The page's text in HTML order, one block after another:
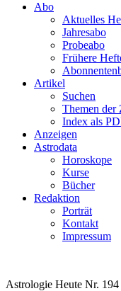
Abo
Aktuelles
Jahresabo
Probeabo
Frühere
Artikel
Suchen
Themen der
Index als
Anzeigen
Astrodata
Horoskope
Kurse
Bücher
Redaktion
Porträt
Kontakt
Impressum
Astrologie Heute Nr.